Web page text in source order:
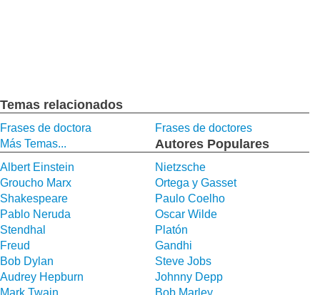
Temas relacionados
Frases de doctora
Frases de doctores
Más Temas...
Autores Populares
Albert Einstein
Nietzsche
Groucho Marx
Ortega y Gasset
Shakespeare
Paulo Coelho
Pablo Neruda
Oscar Wilde
Stendhal
Platón
Freud
Gandhi
Bob Dylan
Steve Jobs
Audrey Hepburn
Johnny Depp
Mark Twain
Bob Marley